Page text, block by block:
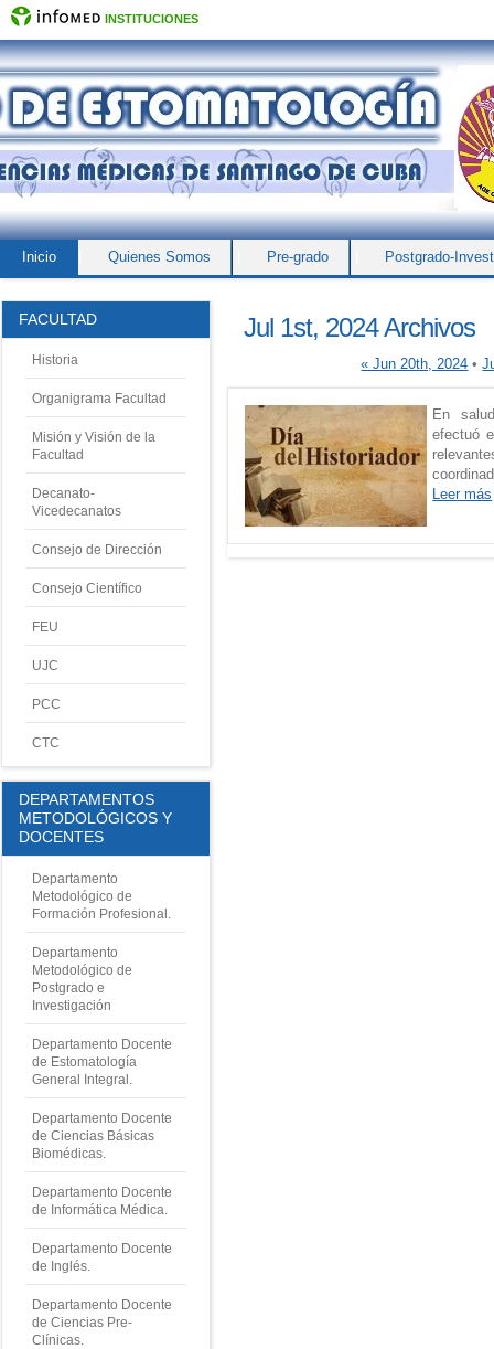
INSTITUCIONES
Inicio Quienes Somos Pre-grado Postgrado-
Jul 1st, 2024 Archivos
« Jun 20th, 2024 •
En
efectuó
Leer más
FACULTAD
Historia
Organigrama Facultad
Misión y Visión de la
Facultad
Decanato-
Vicedecanatos
Consejo de Dirección
Consejo Científico
FEU
UJC
PCC
CTC
DEPARTAMENTOS
METODOLÓGICOS Y
DOCENTES
Departamento
Metodológico de
Formación Profesional.
Departamento
Metodológico de
Postgrado e
Investigación
Departamento Docente
de Estomatología
General Integral.
Departamento Docente
de Ciencias Básicas
Biomédicas.
Departamento Docente
de Informática Médica.
Departamento Docente
de Inglés.
Departamento Docente
de Ciencias Pre-
Clínicas.